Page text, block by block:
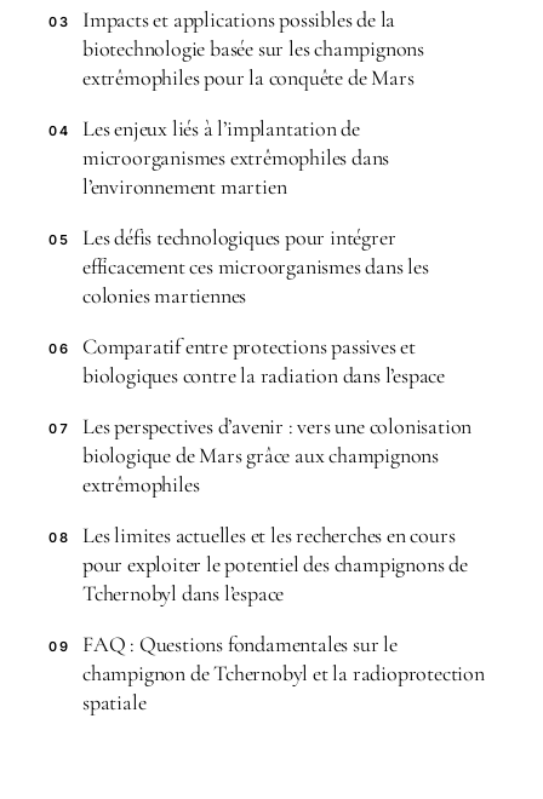
03
Impacts et applications possibles de la
biotechnologie basée sur les champignons
extrêmophiles pour la conquête de Mars
04
Les enjeux liés à l’implantation de
microorganismes extrêmophiles dans
l’environnement martien
05
Les défis technologiques pour intégrer
efficacement ces microorganismes dans les
colonies martiennes
06
Comparatif entre protections passives et
biologiques contre la radiation dans l’espace
07
Les perspectives d’avenir : vers une colonisation
biologique de Mars grâce aux champignons
extrêmophiles
08
Les limites actuelles et les recherches en cours
pour exploiter le potentiel des champignons de
Tchernobyl dans l’espace
09
FAQ : Questions fondamentales sur le
champignon de Tchernobyl et la radioprotection
spatiale